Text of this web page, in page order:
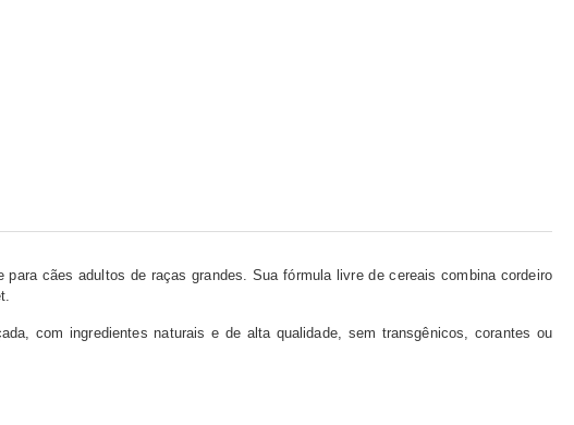
cães adultos de raças grandes. Sua fórmula livre de cereais combina cordeiro
com ingredientes naturais e de alta qualidade, sem transgênicos, corantes ou